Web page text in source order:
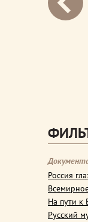
Россия
На пути к
Русский